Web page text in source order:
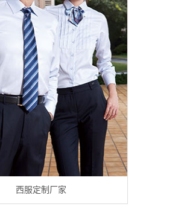
西服定制厂家